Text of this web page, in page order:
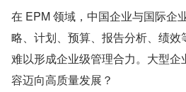
在 EPM 领域，中国企业与国际企
略、计划、预算、报告分析、绩效
难以形成企业级管理合力。大型
容迈向高质量发展？